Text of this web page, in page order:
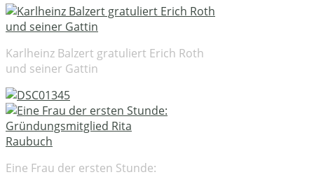
Karlheinz Balzert gratuliert Erich Roth
und seiner Gattin
Eine Frau der ersten Stunde: